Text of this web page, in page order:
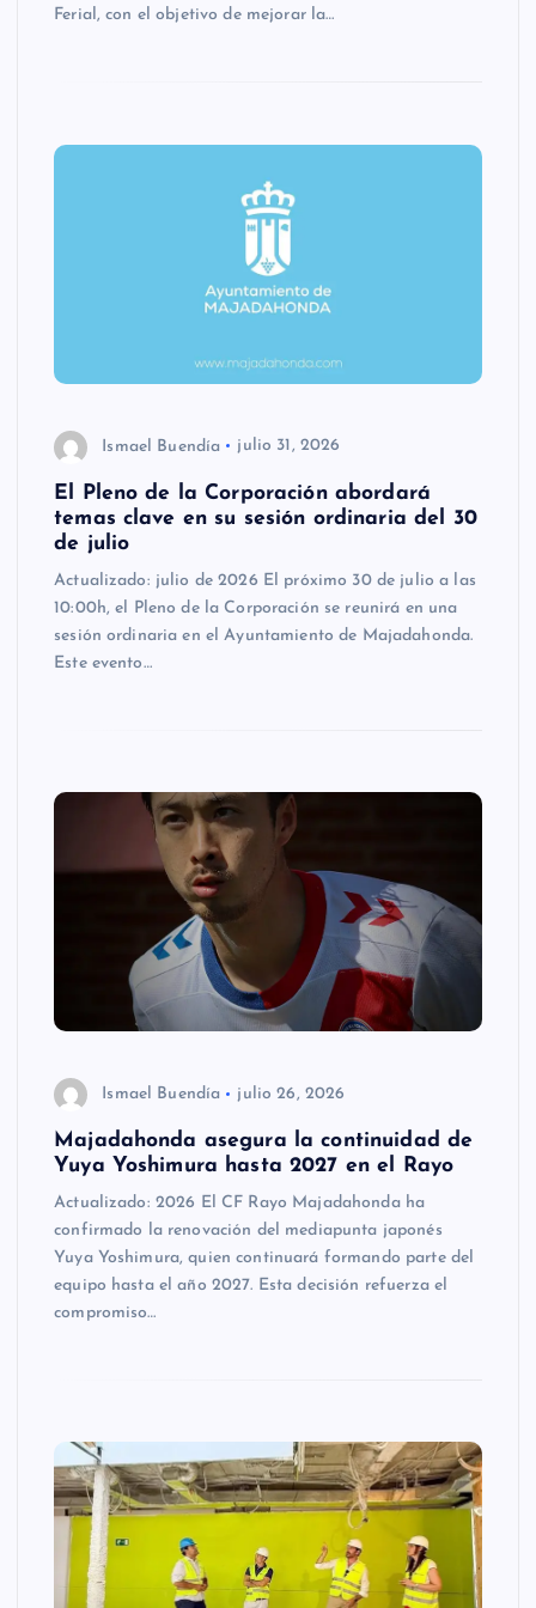
Ferial, con el objetivo de mejorar la…
Ismael Buendía julio 31, 2026
El Pleno de la Corporación abordará
temas clave en su sesión ordinaria del 30
de julio
Actualizado: julio de 2026 El próximo 30 de julio a las
10:00h, el Pleno de la Corporación se reunirá en una
sesión ordinaria en el Ayuntamiento de Majadahonda.
Este evento…
Ismael Buendía julio 26, 2026
Majadahonda asegura la continuidad de
Yuya Yoshimura hasta 2027 en el Rayo
Actualizado: 2026 El CF Rayo Majadahonda ha
confirmado la renovación del mediapunta japonés
Yuya Yoshimura, quien continuará formando parte del
equipo hasta el año 2027. Esta decisión refuerza el
compromiso…